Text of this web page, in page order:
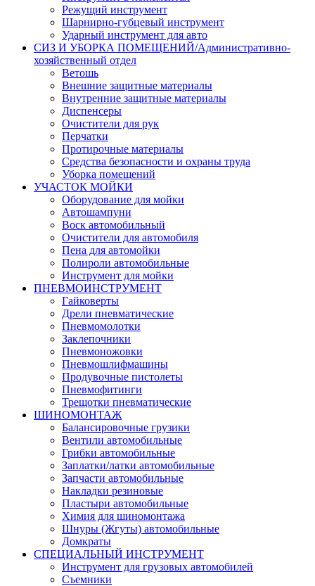
Режущий инструмент
Шарнирно-губцевый инструмент
Ударный инструмент для авто
СИЗ И УБОРКА ПОМЕЩЕНИЙ/Административно-
хозяйственный отдел
Ветошь
Внешние защитные материалы
Внутренние защитные материалы
Диспенсеры
Очистители для рук
Перчатки
Протирочные материалы
Средства безопасности и охраны труда
Уборка помещений
УЧАСТОК МОЙКИ
Оборудование для мойки
Автошампуни
Воск автомобильный
Очистители для автомобиля
Пена для автомойки
Полироли автомобильные
Инструмент для мойки
ПНЕВМОИНСТРУМЕНТ
Гайковерты
Дрели пневматические
Пневмомолотки
Заклепочники
Пневмоножовки
Пневмошлифмашины
Продувочные пистолеты
Пневмофитинги
Трещотки пневматические
ШИНОМОНТАЖ
Балансировочные грузики
Вентили автомобильные
Грибки автомобильные
Заплатки/латки автомобильные
Запчасти автомобильные
Накладки резиновые
Пластыри автомобильные
Химия для шиномонтажа
Шнуры (Жгуты) автомобильные
Домкраты
СПЕЦИАЛЬНЫЙ ИНСТРУМЕНТ
Инструмент для грузовых автомобилей
Съемники